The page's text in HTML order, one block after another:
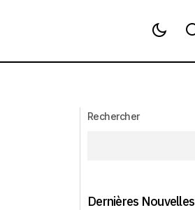
Rechercher
Dernières Nouvelles